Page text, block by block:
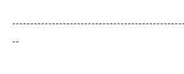
--